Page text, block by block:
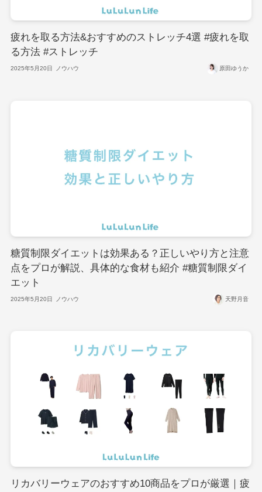
疲れを取る方法&おすすめのストレッチ4選 #疲れを取
る方法 #ストレッチ
2025年5月20日 ノウハウ 原田ゆうか
糖質制限ダイエットは効果ある？正しいやり方と注意
点をプロが解説、具体的な食材も紹介 #糖質制限ダイ
エット
2025年5月20日 ノウハウ 天野月音
リカバリーウェアのおすすめ10商品をプロが厳選｜疲